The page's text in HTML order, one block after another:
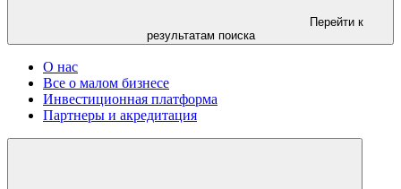
Перейти к
результатам поиска
О нас
Все о малом бизнесе
Инвестиционная платформа
Партнеры и акредитация